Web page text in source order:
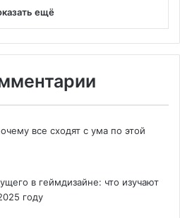
ещё
все сходят с ума по этой
в геймдизайне: что изучают
году